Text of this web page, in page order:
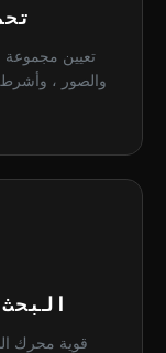
تعيين
والصور ، وأشرطة
قوية محرك